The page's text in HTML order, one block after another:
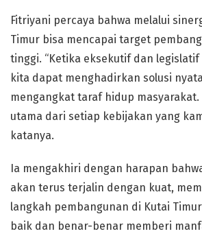
Fitriyani percaya bahwa melalui
Timur bisa mencapai target
tinggi. “Ketika eksekutif dan
kita dapat menghadirkan solusi
mengangkat taraf hidup
utama dari setiap kebijakan yang
katanya.
Ia mengakhiri dengan harapan
akan terus terjalin dengan kuat,
langkah pembangunan di Kutai
baik dan benar-benar memberi